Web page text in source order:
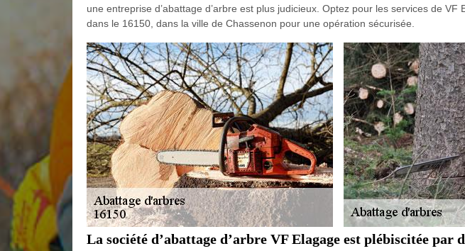
une entreprise d’abattage d’arbre est plus judicieux. Optez pour les services de VF
dans le 16150, dans la ville de Chassenon pour une opération sécurisée.
La société d’abattage d’arbre VF Elagage est plébiscitée par